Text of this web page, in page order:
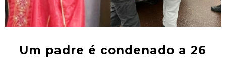
Um padre é condenado a 26